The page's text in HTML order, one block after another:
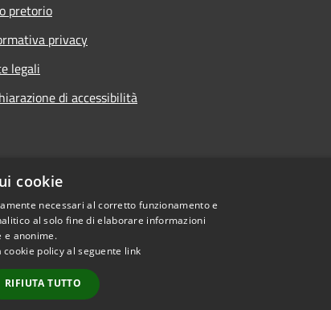
pretorio
privacy
legali
di accessibilità
Copyright © 2026 • Comune di Bagni di Lucca • Powered by
cookie
necessari al corretto funzionamento e
al solo fine di elaborare informazioni
e anonime.
policy al seguente link
RIFIUTA TUTTO